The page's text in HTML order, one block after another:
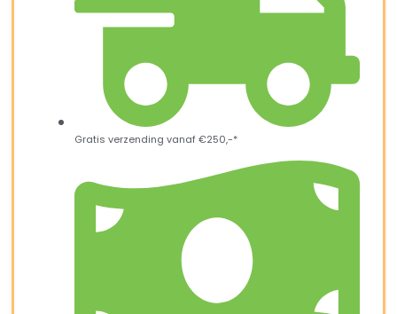
Gratis verzending vanaf €250,-*